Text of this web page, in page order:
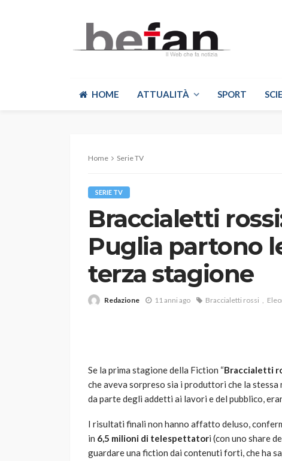
HOME ATTUALITÀ SPORT
Home Serie TV
SERIE TV
Braccialetti
Puglia partono
terza stagione
Redazione 11 anni ago Braccialetti rossi
Se la prima stagione della Fiction “Braccialetti
che aveva sorpreso sia i produttori che la
da parte degli addetti ai lavori e del pubblico,
I risultati finali non hanno affatto deluso,
in 6,5 milioni di telespettatori (con uno share
guardare una fiction dai contenuti forti, che ha
VARIE
Robot tagliaerba:
scegliere per il tuo
god 1 anno ago